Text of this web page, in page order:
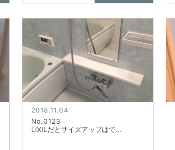
2018.11.04
No.0123
LIXILだとサイズアップはで...